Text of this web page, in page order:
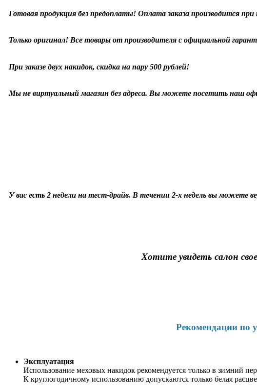
Готовая продукция без предоплаты! Оплата заказа производится
Только оригинал! Все товары от производителя с официальной
При заказе двух накидок, скидка на пару 500 рублей!
Мы не виртуальный магазин без адреса. Вы можете посетить наш
У вас есть 2 недели на тест-драйв. В течении 2-х недель вы можете
Хотите увидеть салон
Рекомендации по
Эксплуатация
Использование меховых накидок рекомендуется только в зимний
К круглогодичному использованию допускаются только белая